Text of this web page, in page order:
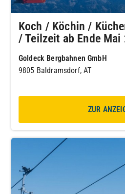
Koch / Köchin /
/ Teilzeit ab Ende
Goldeck Bergbahnen GmbH
9805 Baldramsdorf, AT
ZUR